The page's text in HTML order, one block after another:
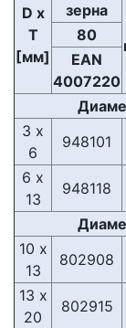
D x
T
[мм]
зерна
80
EAN
4007220
3 x
6
948101
6 x
13
948118
10 x
13
802908
13 x
20
802915